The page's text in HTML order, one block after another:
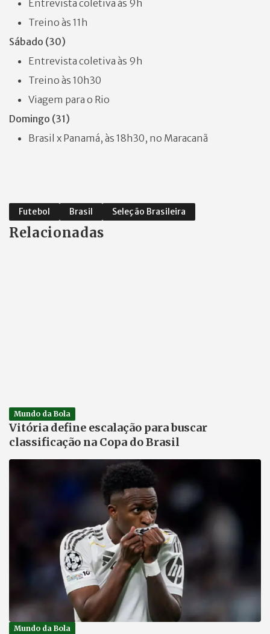
Entrevista coletiva às 9h
Treino às 11h
Sábado (30)
Entrevista coletiva às 9h
Treino às 10h30
Viagem para o Rio
Domingo (31)
Brasil x Panamá, às 18h30, no Maracanã
Futebol Brasil Seleção Brasileira
Relacionadas
Mundo da Bola
Vitória define escalação para buscar
classificação na Copa do Brasil
Mundo da Bola